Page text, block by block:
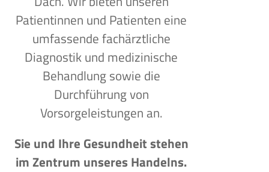
Patientinnen und Patienten eine
umfassende fachärztliche
Diagnostik und medizinische
Behandlung sowie die
Durchführung von
Vorsorgeleistungen an.
Sie und Ihre Gesundheit stehen
im Zentrum unseres Handelns.